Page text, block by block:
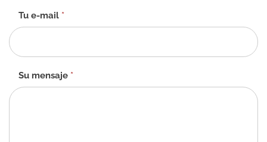
Tu e-mail *
Su mensaje *